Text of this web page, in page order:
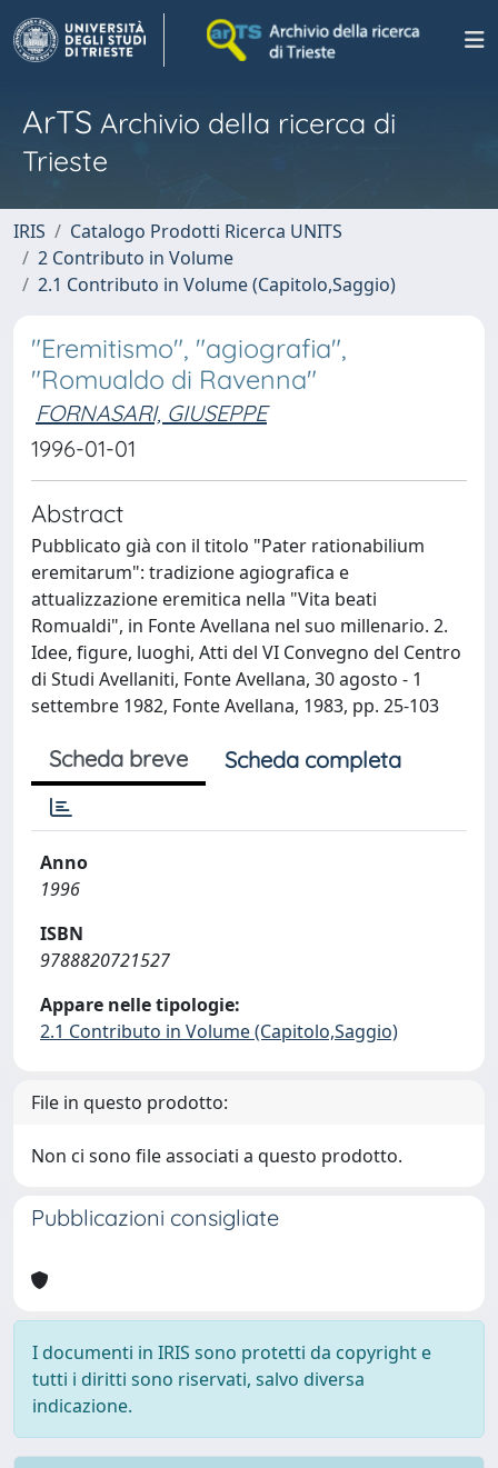
ArTS Archivio della ricerca di
Trieste
IRIS
Catalogo Prodotti Ricerca UNITS
2 Contributo in Volume
2.1 Contributo in Volume (Capitolo,Saggio)
"Eremitismo", "agiografia",
"Romualdo di Ravenna"
FORNASARI, GIUSEPPE
1996-01-01
Abstract
Pubblicato già con il titolo "Pater rationabilium
eremitarum": tradizione agiografica e
attualizzazione eremitica nella "Vita beati
Romualdi", in Fonte Avellana nel suo millenario. 2.
Idee, figure, luoghi, Atti del VI Convegno del Centro
di Studi Avellaniti, Fonte Avellana, 30 agosto - 1
settembre 1982, Fonte Avellana, 1983, pp. 25-103
Scheda breve Scheda completa
Anno
1996
ISBN
9788820721527
Appare nelle tipologie:
2.1 Contributo in Volume (Capitolo,Saggio)
File in questo prodotto:
Non ci sono file associati a questo prodotto.
Pubblicazioni consigliate
I documenti in IRIS sono protetti da copyright e
tutti i diritti sono riservati, salvo diversa
indicazione.